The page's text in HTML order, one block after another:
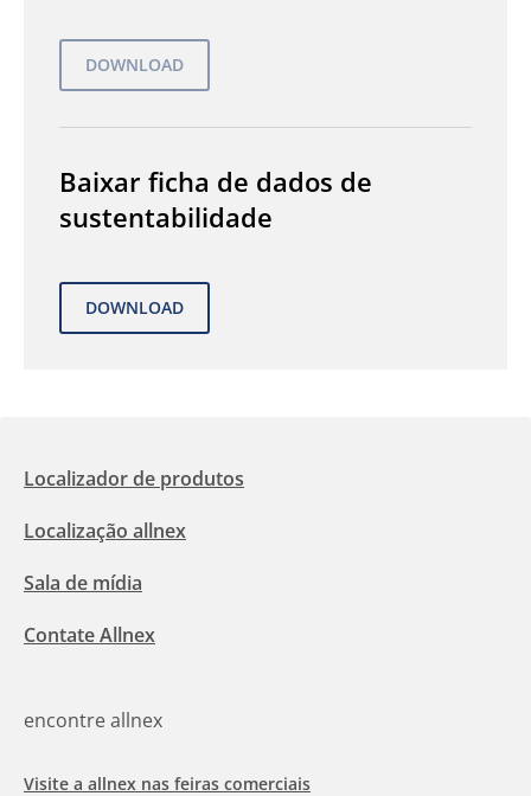
Baixar ficha de dados de
sustentabilidade
Localizador de produtos
Localização allnex
Sala de mídia
Contate Allnex
encontre allnex
Visite a allnex nas feiras comerciais